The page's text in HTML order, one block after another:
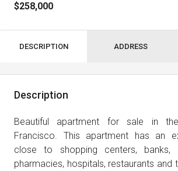
$258,000
DESCRIPTION ADDRESS
Description
Beautiful apartment for sale in
Francisco. This apartment has an
close to shopping centers, banks,
pharmacies, hospitals, restaurants and